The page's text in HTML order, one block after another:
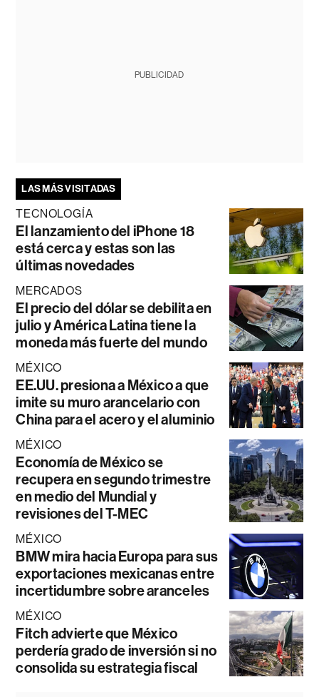
PUBLICIDAD
LAS MÁS VISITADAS
TECNOLOGÍA
El lanzamiento del iPhone 18
está cerca y estas son las
últimas novedades
MERCADOS
El precio del dólar se debilita en
julio y América Latina tiene la
moneda más fuerte del mundo
MÉXICO
EE.UU. presiona a México a que
imite su muro arancelario con
China para el acero y el aluminio
MÉXICO
Economía de México se
recupera en segundo trimestre
en medio del Mundial y
revisiones del T-MEC
MÉXICO
BMW mira hacia Europa para sus
exportaciones mexicanas entre
incertidumbre sobre aranceles
MÉXICO
Fitch advierte que México
perdería grado de inversión si no
consolida su estrategia fiscal